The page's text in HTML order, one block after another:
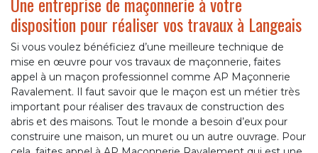
disposition pour réaliser vos travaux à Langeais
Si vous voulez bénéficiez d’une meilleure technique de
mise en œuvre pour vos travaux de maçonnerie, faites
appel à un maçon professionnel comme AP Maçonnerie
Ravalement. Il faut savoir que le maçon est un métier très
important pour réaliser des travaux de construction des
abris et des maisons. Tout le monde a besoin d’eux pour
construire une maison, un muret ou un autre ouvrage. Pour